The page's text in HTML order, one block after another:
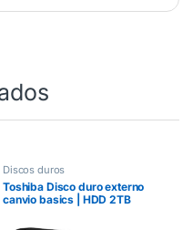
Discos duros
Toshiba Disco duro externo
canvio basics | HDD 2TB